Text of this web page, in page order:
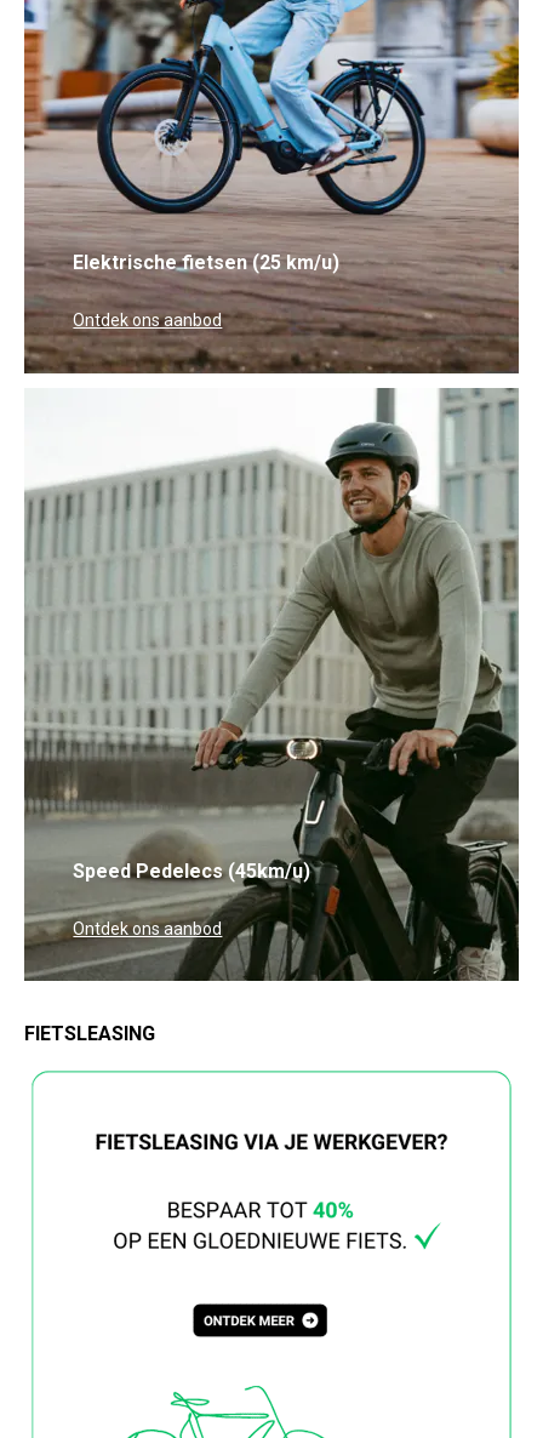
Ontdek ons aanbod
Elektrische fietsen (25 km/u)
Ontdek ons aanbod
Speed Pedelecs (45km/u)
FIETSLEASING